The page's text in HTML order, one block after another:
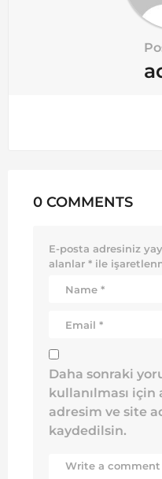
0 COMMENTS
E-posta adresiniz
alanlar * ile
Daha sonraki
kullanılması için
adresim ve site
kaydedilsin.